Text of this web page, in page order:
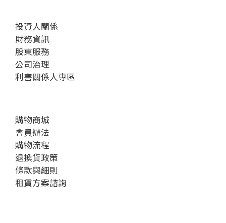
投資人關係
財務資訊
股東服務
公司治理
利害關係人專區
購物商城
會員辦法
購物流程
退換貨政策
條款與細則
租賃方案諮詢